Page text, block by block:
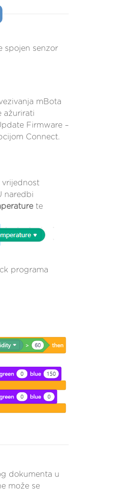
spojen senzor
mBota
ažurirati
Firmware –
Connect.
vrijednost
naredbi
te
programa
dokumenta u
može se